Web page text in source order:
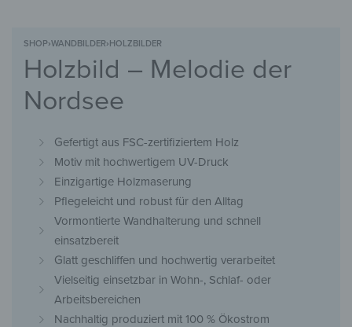
SHOP›WANDBILDER›HOLZBILDER
Holzbild – Melodie der
Nordsee
Gefertigt aus FSC-zertifiziertem Holz
Motiv mit hochwertigem UV-Druck
Einzigartige Holzmaserung
Pflegeleicht und robust für den Alltag
Vormontierte Wandhalterung und schnell
einsatzbereit
Glatt geschliffen und hochwertig verarbeitet
Vielseitig einsetzbar in Wohn-, Schlaf- oder
Arbeitsbereichen
Nachhaltig produziert mit 100 % Ökostrom